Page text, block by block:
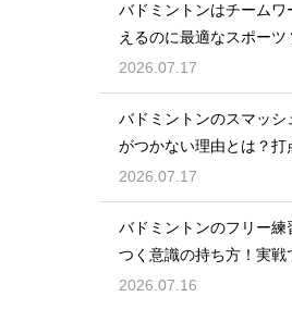
バドミントンはチームワ
えるのに最適なスポーツ
由
2026.07.17
バドミントンのスマッシ
がつかない理由とは？打
し方
2026.07.17
バドミントンのフリー練
つく意識の持ち方！実戦
生きた球を打つ極意
2026.07.16